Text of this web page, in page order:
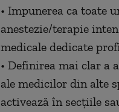
• Impunerea ca toate
anestezie/terapie
medicale dedicate
• Definirea mai clar
ale medicilor din alte
activează în secţiile